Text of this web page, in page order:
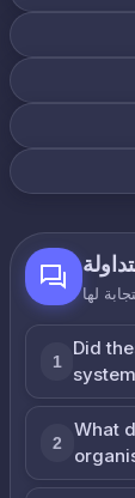
لها
1
Did
2
What